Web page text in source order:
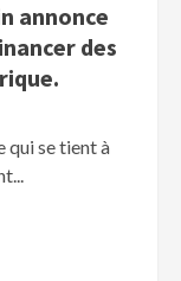
annonce
des
qui se tient à